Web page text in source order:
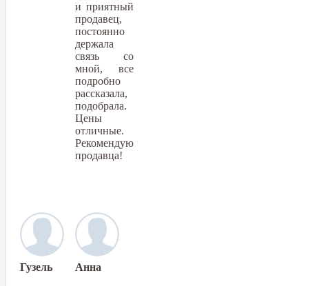
и приятный
продавец,
постоянно
держала
связь со
мной, все
подробно
рассказала,
подобрала.
Цены
отличные.
Рекомендую
продавца!
Гузель Анна